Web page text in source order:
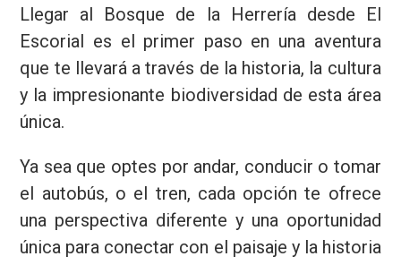
Llegar al Bosque de la Herrería desde El
Escorial es el primer paso en una aventura
que te llevará a través de la historia, la cultura
y la impresionante biodiversidad de esta área
única.
Ya sea que optes por andar, conducir o tomar
el autobús, o el tren, cada opción te ofrece
una perspectiva diferente y una oportunidad
única para conectar con el paisaje y la historia